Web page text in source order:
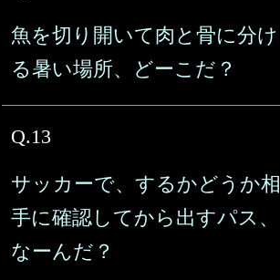
魚を切り開いて肉と骨に分け
る暑い場所、どーこだ？
Q.13
サッカーで、するかどうか相
手に確認してから出すパス、
なーんだ？